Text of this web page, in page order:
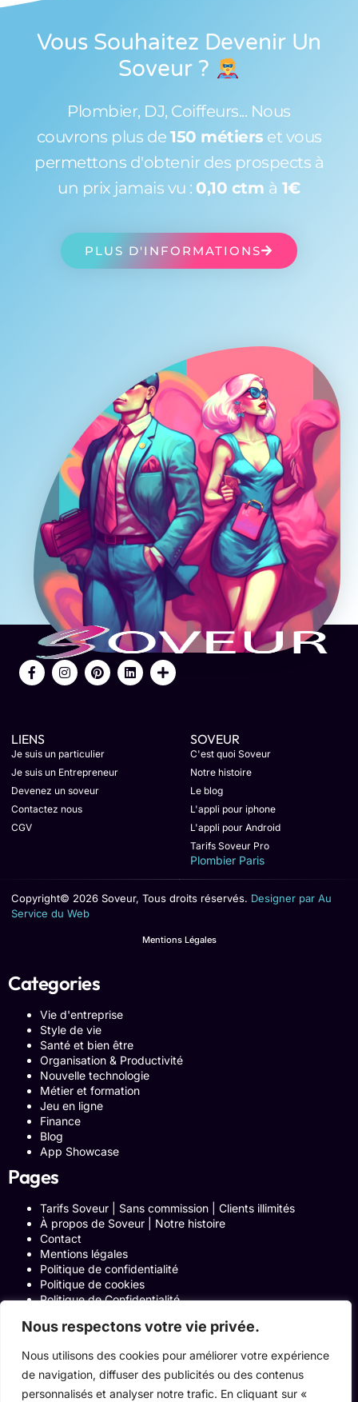
Nous respectons votre vie privée.
Nous utilisons des cookies pour améliorer votre expérience
de navigation, diffuser des publicités ou des contenus
personnalisés et analyser notre trafic. En cliquant sur «
Vous Souhaitez Devenir Un
Soveur ?
Plombier, DJ, Coiffeurs... Nous
couvrons plus de 150 métiers et vous
permettons d'obtenir des prospects à
un prix jamais vu : 0,10 ctm à 1€
PLUS D'INFORMATIONS
LIENS
Je suis un particulier
Je suis un Entrepreneur
Devenez un soveur
Contactez nous
CGV
SOVEUR
C'est quoi Soveur
Notre histoire
Le blog
L'appli pour iphone
L'appli pour Android
Tarifs Soveur Pro
Plombier Paris
Copyright© 2026 Soveur, Tous droits réservés. Designer par Au
Service du Web
Mentions Légales
Categories
Vie d'entreprise
Style de vie
Santé et bien être
Organisation & Productivité
Nouvelle technologie
Métier et formation
Jeu en ligne
Finance
Blog
App Showcase
Pages
Tarifs Soveur | Sans commission | Clients illimités
À propos de Soveur | Notre histoire
Contact
Mentions légales
Politique de confidentialité
Politique de cookies
Politique de Confidentialité
Blog
Programme Affiliation
Conditions générales d’utilisation
ACCUEIL